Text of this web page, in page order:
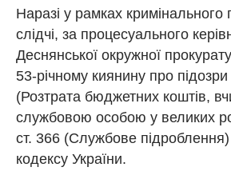
Наразі у рамках
слідчі, за процесуального
Деснянської окружної
53-річному киянину про
(Розтрата бюджетних коштів,
службовою особою у великих
ст. 366 (Службове
кодексу України.